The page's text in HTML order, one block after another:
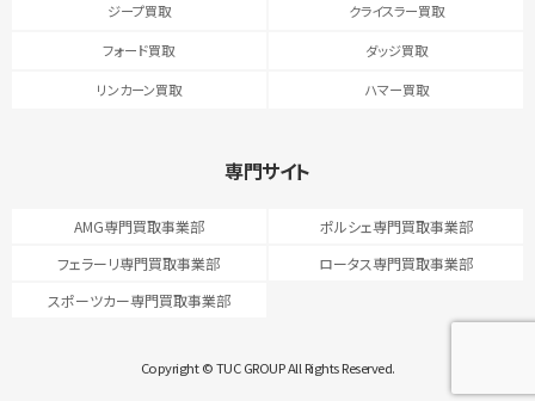
ジープ買取 クライスラー買取
フォード買取 ダッジ買取
リンカーン買取 ハマー買取
専門サイト
AMG専門買取事業部
ポルシェ専門買取事業部
フェラーリ専門買取事業部
ロータス専門買取事業部
スポーツカー専門買取事業部
Copyright © TUC GROUP All Rights Reserved.